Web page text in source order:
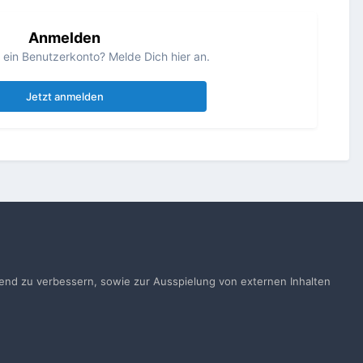
Anmelden
Benutzerkonto? Melde Dich hier an.
Jetzt anmelden
zu verbessern, sowie zur Ausspielung von externen Inhalten